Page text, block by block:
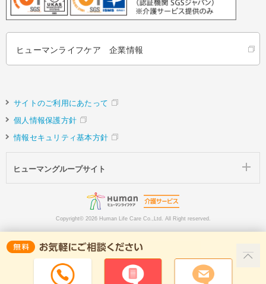
ヒューマンライフケア 企業情報
サイトのご利用にあたって
個人情報保護方針
情報セキュリティ基本方針
ヒューマングループサイト
Copyright© 2026 Human Life Care Co.,Ltd. All Right reserved.